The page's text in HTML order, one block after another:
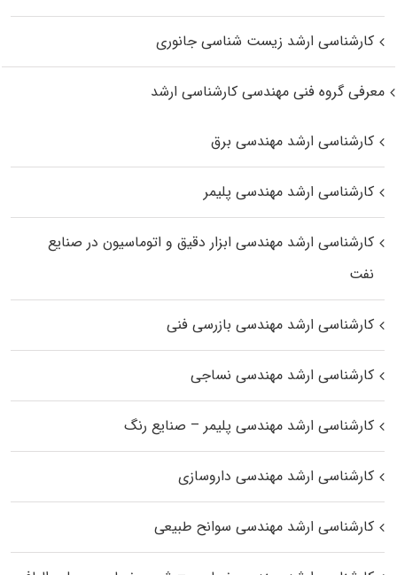
کارشناسی ارشد زیست‌ شناسی جانوری
معرفی گروه فنی مهندسی کارشناسی ارشد
کارشناسی ارشد مهندسی برق
کارشناسی ارشد مهندسی پلیمر
کارشناسی ارشد مهندسی ابزار دقیق و اتوماسیون در صنایع
نفت
کارشناسی ارشد مهندسی بازرسی فنی
کارشناسی ارشد مهندسی نساجی
کارشناسی ارشد مهندسی پلیمر – صنایع رنگ
کارشناسی ارشد مهندسی داروسازی
کارشناسی ارشد مهندسی سوانح طبیعی